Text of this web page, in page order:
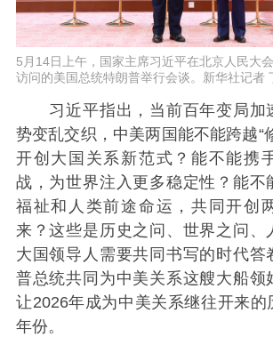
5月14日上午，国家主席习近平在北京人民大
访问的美国总统特朗普举行会谈。新华社记者
习近平指出，当前百年变局加
势变乱交织，中美两国能不能跨越“
开创大国关系新范式？能不能携
战，为世界注入更多稳定性？能不
福祉和人类前途命运，共同开创
来？这些是历史之问、世界之问、
大国领导人需要共同书写的时代答
普总统共同为中美关系这艘大船领
让2026年成为中美关系继往开来的
年份。